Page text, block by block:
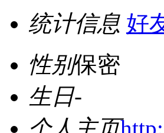
统计信息 好
性别保密
生日-